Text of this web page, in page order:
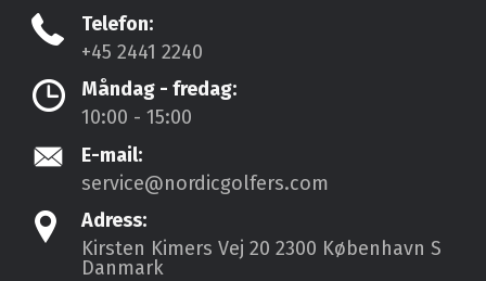
Telefon:
+45 2441 2240
Måndag - fredag:
10:00 - 15:00
E-mail:
service@nordicgolfers.com
Adress:
Kirsten Kimers Vej 20 2300 København S
Danmark